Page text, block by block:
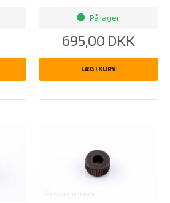
brightness_1 På lager
695,00 DKK
LÆG I KURV